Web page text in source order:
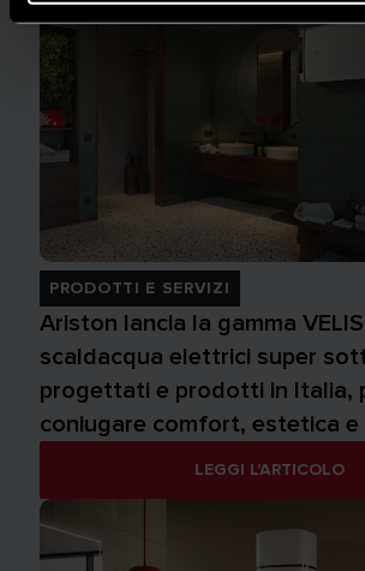
PRODOTTI E SERVIZI
Ariston lancia la gamma VELIS
scaldacqua elettrici super
progettati e prodotti in Italia,
coniugare comfort, estetica
LEGGI L'ARTICOLO